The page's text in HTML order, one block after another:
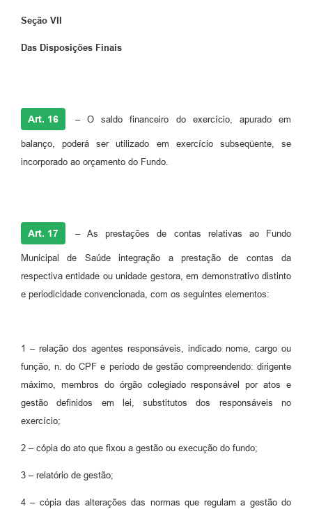
Seção VII
Das Disposições Finais
Art. 16 –O saldo financeiro do exercício, apurado em
balanço, poderá ser utilizado em exercício subseqüente, se
incorporado ao orçamento do Fundo.
Art. 17 –As prestações de contas relativas ao Fundo
Municipal de Saúde integração a prestação de contas da
respectiva entidade ou unidade gestora, em demonstrativo distinto
e periodicidade convencionada, com os seguintes elementos:
1 – relação dos agentes responsáveis, indicado nome, cargo ou
função, n. do CPF e período de gestão compreendendo: dirigente
máximo, membros do órgão colegiado responsável por atos e
gestão definidos em lei, substitutos dos responsáveis no
exercício;
2 – cópia do ato que fixou a gestão ou execução do fundo;
3 – relatório de gestão;
4 – cópia das alterações das normas que regulam a gestão do